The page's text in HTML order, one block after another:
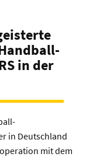
in der
in Deutschland
mit dem